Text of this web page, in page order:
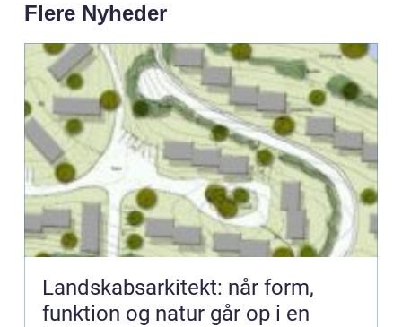
Flere Nyheder
Landskabsarkitekt: når form,
funktion og natur går op i en